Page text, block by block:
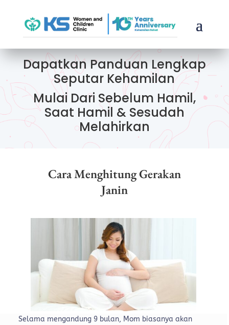
Dapatkan Panduan Lengkap
Seputar Kehamilan
Mulai Dari Sebelum Hamil,
Saat Hamil & Sesudah
Melahirkan
Cara Menghitung Gerakan
Janin
Selama mengandung 9 bulan, Mom biasanya akan